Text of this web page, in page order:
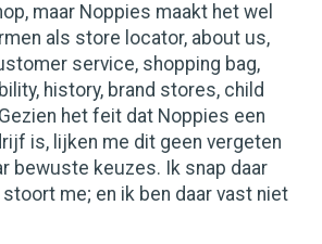
maar Noppies maakt het wel
als store locator, about us,
service, shopping bag,
history, brand stores, child
het feit dat Noppies een
is, lijken me dit geen vergeten
bewuste keuzes. Ik snap daar
me; en ik ben daar vast niet